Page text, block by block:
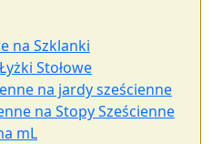
na Szklanki
Stołowe
na jardy sześcienne
na Stopy Sześcienne
mL